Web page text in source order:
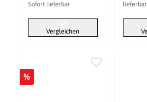
Sofort lieferbar
Vergleichen
lieferbar
%